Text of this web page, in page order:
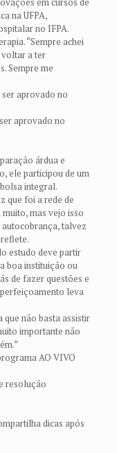
na UFPA,
no IFPA.
“Sempre achei
voltar a ter
Sempre me
aprovado no
aprovado no
árdua e
ele participou de um
integral.
que foi a rede de
mas vejo isso
talvez
estudo deve partir
boa instituição ou
de fazer questões e
leva
não basta assistir
importante não
AO VIVO
resolução
dicas após